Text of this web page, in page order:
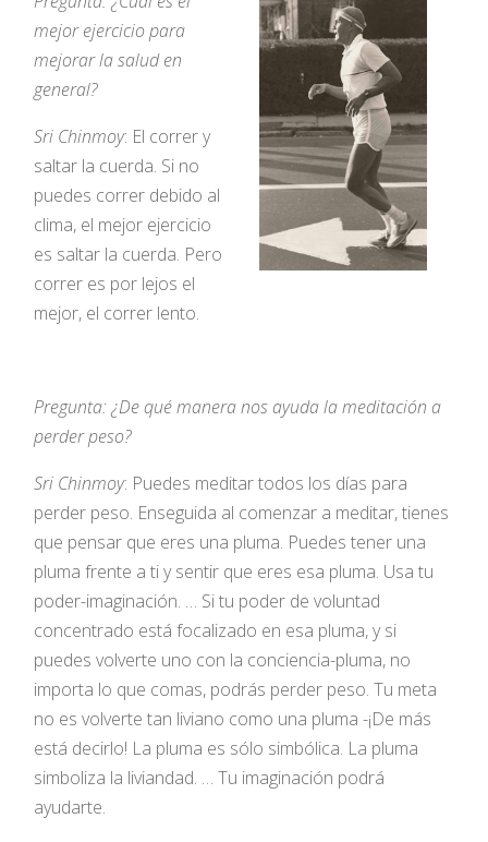
mejor ejercicio para
mejorar la salud en
general?
Sri Chinmoy: El correr y
saltar la cuerda. Si no
puedes correr debido al
clima, el mejor ejercicio
es saltar la cuerda. Pero
correr es por lejos el
mejor, el correr lento.
Pregunta: ¿De qué manera nos ayuda la meditación a
perder peso?
Sri Chinmoy: Puedes meditar todos los días para
perder peso. Enseguida al comenzar a meditar, tienes
que pensar que eres una pluma. Puedes tener una
pluma frente a ti y sentir que eres esa pluma. Usa tu
poder-imaginación. … Si tu poder de voluntad
concentrado está focalizado en esa pluma, y si
puedes volverte uno con la conciencia-pluma, no
importa lo que comas, podrás perder peso. Tu meta
no es volverte tan liviano como una pluma -¡De más
está decirlo! La pluma es sólo simbólica. La pluma
simboliza la liviandad. … Tu imaginación podrá
ayudarte.